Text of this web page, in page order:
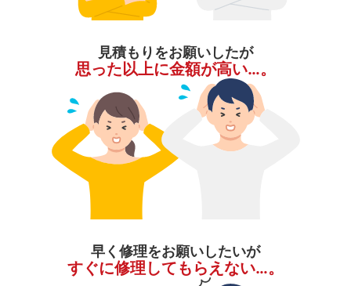
見積もりをお願いしたが
思った以上に金額が高い…。
早く修理をお願いしたいが
すぐに修理してもらえない…。